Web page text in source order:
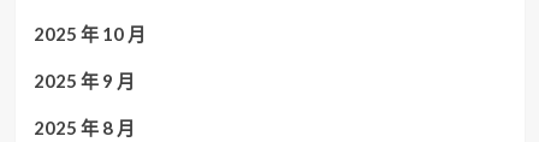
2025 年 10 月
2025 年 9 月
2025 年 8 月